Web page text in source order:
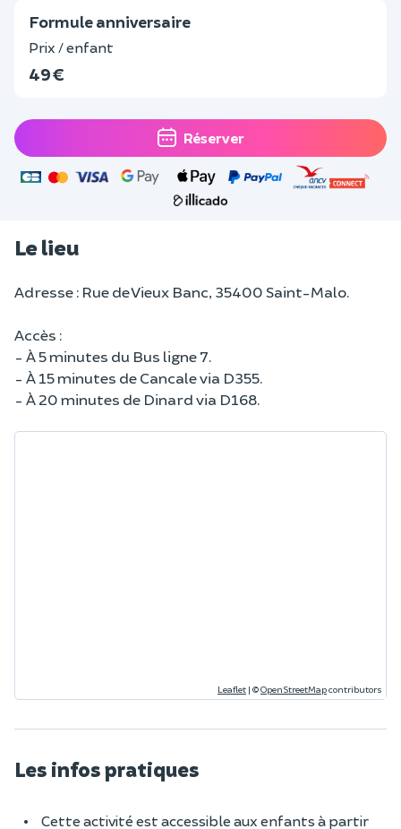
Formule anniversaire
Prix / enfant
49 €
Réserver
Le lieu
Adresse : Rue de Vieux Banc, 35400 Saint-Malo.
Accès :
- À 5 minutes du Bus ligne 7.
- À 15 minutes de Cancale via D355.
- À 20 minutes de Dinard via D168.
Leaflet | ©OpenStreetMapcontributors
Les infos pratiques
Cette activité est accessible aux enfants à partir